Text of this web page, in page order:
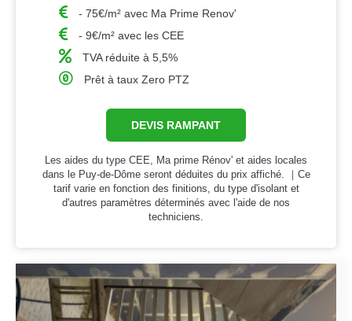
- 75€/m² avec Ma Prime Renov'
- 9€/m² avec les CEE
TVA réduite à 5,5%
Prêt à taux Zero PTZ
DEVIS RAMPANT
Les aides du type CEE, Ma prime Rénov' et aides locales
dans le Puy-de-Dôme seront déduites du prix affiché. ｜Ce
tarif varie en fonction des finitions, du type d'isolant et
d'autres paramètres déterminés avec l'aide de nos
techniciens.